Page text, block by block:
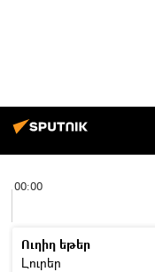
00:00
Ուղիղ եթեր
Լուրեր